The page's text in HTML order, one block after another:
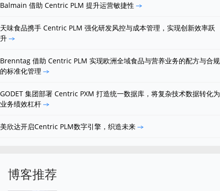
Balmain 借助 Centric PLM 提升运营敏捷性
天味食品携手 Centric PLM 强化研发风控与成本管理，实现创新效率跃
升
Brenntag 借助 Centric PLM 实现欧洲全域食品与营养业务的配方与合规
的标准化管理
GODET 集团部署 Centric PXM 打造统一数据库，将复杂技术数据转化为
业务绩效杠杆
美欣达开启Centric PLM数字引擎，织造未来
博客推荐